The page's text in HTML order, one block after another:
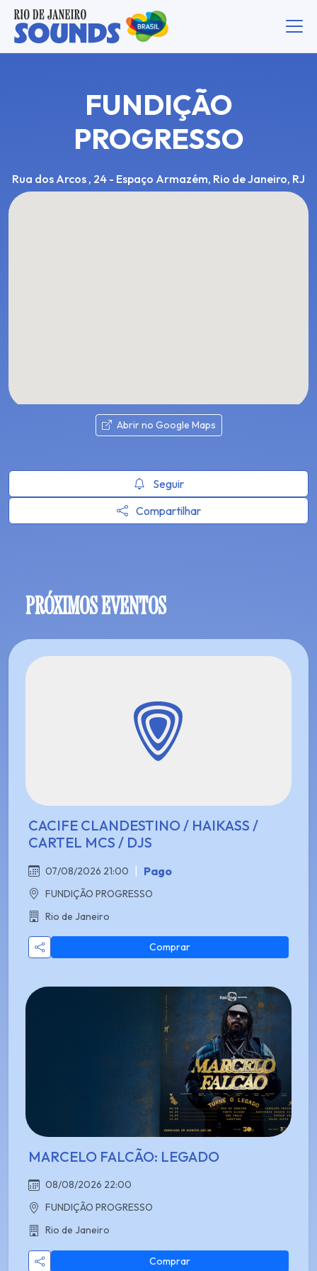
FUNDIÇÃO
PROGRESSO
Rua dos Arcos , 24 - Espaço Armazém, Rio de Janeiro, RJ
Abrir no Google Maps
Seguir
Compartilhar
PRÓXIMOS EVENTOS
CACIFE CLANDESTINO / HAIKASS /
CARTEL MCS / DJS
07/08/2026 21:00 Pago
FUNDIÇÃO PROGRESSO
Rio de Janeiro
Comprar
MARCELO FALCÃO: LEGADO
08/08/2026 22:00
FUNDIÇÃO PROGRESSO
Rio de Janeiro
Comprar